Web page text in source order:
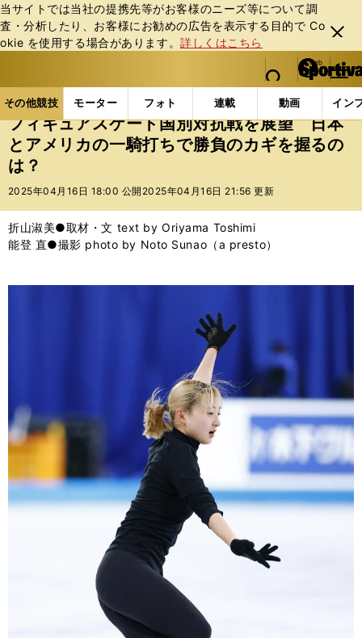
当サイトでは当社の提携先等がお客様のニーズ等について調
査・分析したり、お客様にお勧めの広告を表⽰する⽬的で Co
okie を使⽤する場合があります。詳しくはこちら
閉じ
る
web Sportiva (webスポルティーバ)
検索
マイペ
ー
ジ
メニュ
その他競技 モーター フォト 連載 動画 イン
ス
ポ
ル
テ
ー
バ
その他競技の記事一覧 フィギュア フィギュアスケ
フィギュアスケート国別対抗戦を展望 日本
とアメリカの一騎打ちで勝負のカギを握るの
は？
2025年04月16日 18:00 公開 2025年04月16日 21:56 更新
折山淑美●取材・文 text by Oriyama Toshimi
能登 直●撮影 photo by Noto Sunao（a presto）